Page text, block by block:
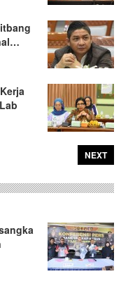
NEXT